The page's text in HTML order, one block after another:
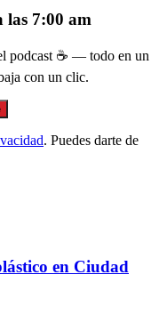
las 7:00 am
podcast ☕ — todo en un
con un clic.
. Puedes darte de
en Ciudad